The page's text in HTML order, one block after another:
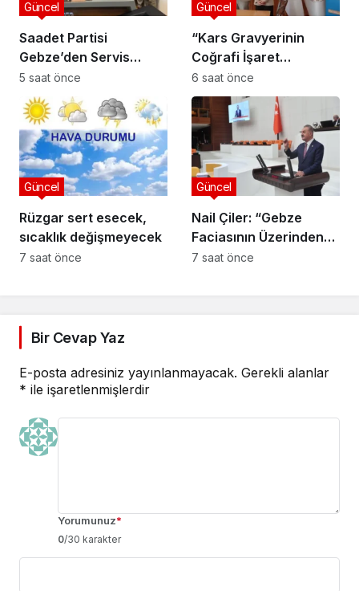
Saadet Partisi
Gebze’den Servis
Esnafına Destek
Ziyareti: “Sektörde
Adalet Sağlanmalı”
Güncel
5 saat önce
“Kars Gravyerinin
Coğrafi İşaret
Niteliğinin
Güçlendirilmesi
Projesi”
Güncel
6 saat önce
Rüzgar sert esecek,
sıcaklık değişmeyecek
Güncel
7 saat önce
Nail Çiler: “Gebze
Faciasının Üzerinden
280 Gün Geçti,
Güncel
7 saat önce
Bir Cevap Yaz
E-posta adresiniz yayınlanmayacak. Gerekli alanlar
* ile işaretlenmişlerdir
Yorumunuz*
0/30 karakter